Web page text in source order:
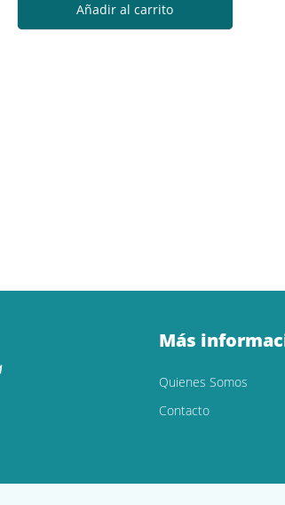
Añadir al carrito
Más
Quienes Somos
Contacto